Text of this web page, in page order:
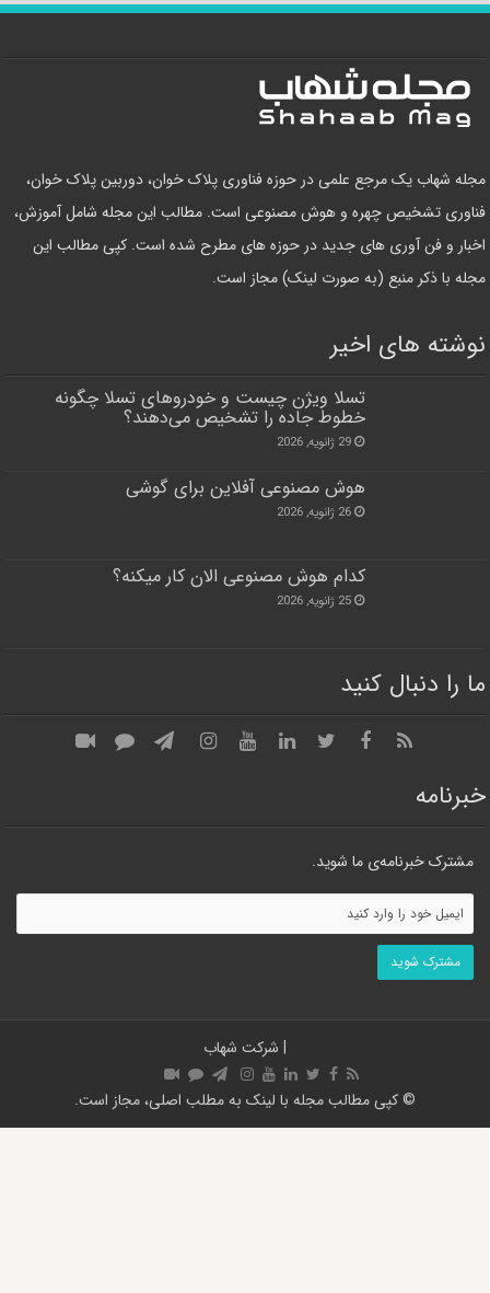
مجله شهاب یک مرجع علمی در حوزه فناوری پلاک خوان، دوربین پلاک خوان،
فناوری تشخیص چهره و هوش مصنوعی است. مطالب این مجله شامل آموزش،
اخبار و فن آوری های جدید در حوزه های مطرح شده است. کپی مطالب این
مجله با ذکر منبع (به صورت لینک) مجاز است.
نوشته های اخیر
تسلا ویژن چیست و خودروهای تسلا چگونه
خطوط جاده را تشخیص می‌دهند؟
29 ژانویه, 2026
هوش مصنوعی آفلاین برای گوشی
26 ژانویه, 2026
کدام هوش مصنوعی الان کار میکنه؟
25 ژانویه, 2026
ما را دنبال کنید
خبرنامه
مشترک خبرنامه‌ی ما شوید.
| شرکت شهاب
© کپی مطالب مجله با لینک به مطلب اصلی، مجاز است.